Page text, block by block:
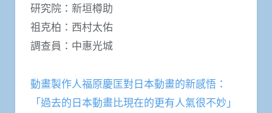
研究院：新垣樽助
祖克柏：西村太佑
調查員：中惠光城
動畫製作人福原慶匡對日本動畫的新感悟：
「過去的日本動畫比現在的更有人氣很不妙」